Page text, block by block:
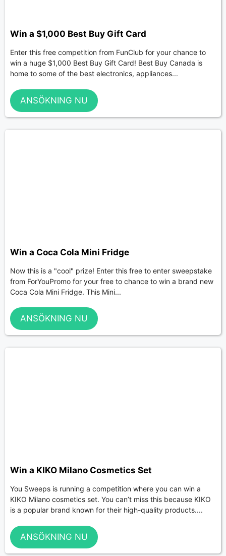
Win a $1,000 Best Buy Gift Card
Enter this free competition from FunClub for your chance to
win a huge $1,000 Best Buy Gift Card! Best Buy Canada is
home to some of the best electronics, appliances...
ANSÖKNING NU
Win a Coca Cola Mini Fridge
Now this is a "cool" prize! Enter this free to enter sweepstake
from ForYouPromo for your free to chance to win a brand new
Coca Cola Mini Fridge. This Mini...
ANSÖKNING NU
Win a KIKO Milano Cosmetics Set
You Sweeps is running a competition where you can win a
KIKO Milano cosmetics set. You can’t miss this because KIKO
is a popular brand known for their high-quality products....
ANSÖKNING NU